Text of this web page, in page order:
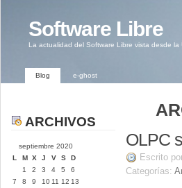
Software Libre
La actualidad del Software Libre vista desde la
Blog e-ghost
ARCHIVOS
septiembre 2020
L
M X J V S D
1 2 3 4 5
6
7
8 9 10 11 12 13
OLPC
Escrito
Categorías: